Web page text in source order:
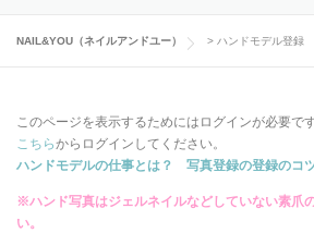
ハンドモデルを探す ネイル検定道コ
お問い合わせ
NAIL&YOU（ネイルアンドユー） > ハンドモデル登録
このページを表示するためにはログインが必要です
こちらからログインしてください。
ハンドモデルの仕事とは？ 写真登録の登録のコ
※ハンド写真はジェルネイルなどしていない素爪
い。